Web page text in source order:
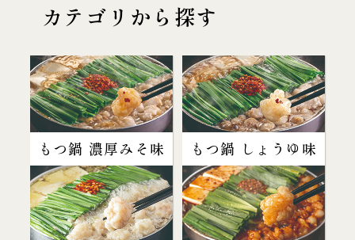
カテゴリから探す
もつ鍋 濃厚みそ味 もつ鍋 しょうゆ味